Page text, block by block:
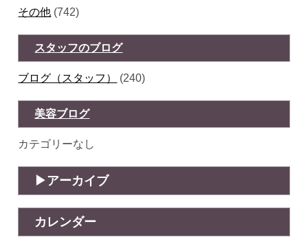
その他 (742)
スタッフのブログ
ブログ（スタッフ） (240)
美容ブログ
カテゴリーなし
アーカイブ
カレンダー